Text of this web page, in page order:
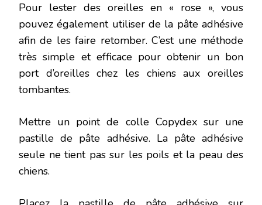
Pour lester des oreilles en « rose », vous
pouvez également utiliser de la pâte adhésive
afin de les faire retomber. C’est une méthode
très simple et efficace pour obtenir un bon
port d’oreilles chez les chiens aux oreilles
tombantes.
Mettre un point de colle Copydex sur une
pastille de pâte adhésive. La pâte adhésive
seule ne tient pas sur les poils et la peau des
chiens.